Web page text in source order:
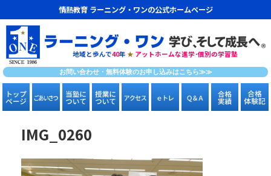
情熱教育 ラーニング・ワンの公式ホームページ
地域と歩んで40年 ★ アットホームな進学･個別の学習塾
お問い合わせ・無料体験のお申し込みはこちら≫≫
IMG_0260